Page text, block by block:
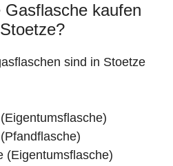
kaufen
sind in Stoetze
(Eigentumsflasche)